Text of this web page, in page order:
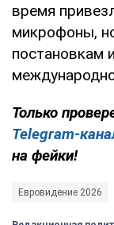
время
микрофоны,
постановкам
Только
Telegram-
на фейки!
Евровидение 2026